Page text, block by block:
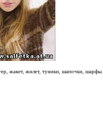
жакет, жилет, туники, шапочки,